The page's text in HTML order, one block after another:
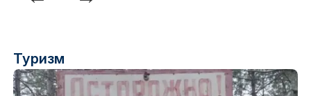
Туризм